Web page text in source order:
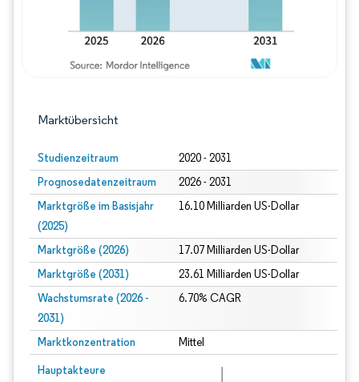
Marktübersicht
Studienzeitraum 2020 - 2031
Prognosedatenzeitraum 2026 - 2031
Marktgröße im Basisjahr
(2025)
16.10 Milliarden US-Dollar
Marktgröße (2026) 17.07 Milliarden US-Dollar
Marktgröße (2031) 23.61 Milliarden US-Dollar
Wachstumsrate (2026 -
2031)
6.70% CAGR
Marktkonzentration Mittel
Hauptakteure
Bild © Mordor Intelligence. Wiederverwendung erfordert Namensnennung